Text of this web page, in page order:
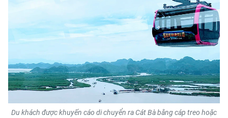
Đồng bằng sông Hồng
Duyên hải Nam Trung Bộ và Tây
Nguyên
Đông Nam Bộ
Du khách được khuyến cáo di chuyển ra Cát Bà bằng cáp treo hoặc